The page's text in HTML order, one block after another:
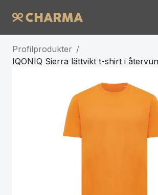
Profilprodukter /
IQONIQ Sierra lättvikt t-shirt i